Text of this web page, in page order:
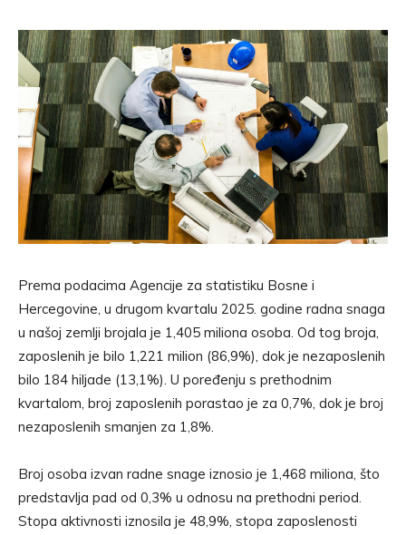
Prema podacima Agencije za statistiku Bosne i
Hercegovine, u drugom kvartalu 2025. godine radna snaga
u našoj zemlji brojala je 1,405 miliona osoba. Od tog broja,
zaposlenih je bilo 1,221 milion (86,9%), dok je nezaposlenih
bilo 184 hiljade (13,1%). U poređenju s prethodnim
kvartalom, broj zaposlenih porastao je za 0,7%, dok je broj
nezaposlenih smanjen za 1,8%.
Broj osoba izvan radne snage iznosio je 1,468 miliona, što
predstavlja pad od 0,3% u odnosu na prethodni period.
Stopa aktivnosti iznosila je 48,9%, stopa zaposlenosti